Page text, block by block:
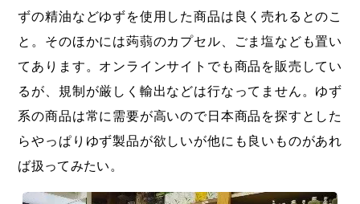
ずの精油などゆずを使用した商品は良く売れるとのこ
と。そのほかには蒟蒻のカプセル、ごま塩なども置い
てあります。オンラインサイトでも商品を販売してい
るが、規制が厳しく輸出などは行なってません。ゆず
系の商品は常に需要が高いので日本商品を探すとした
らやっぱりゆず製品が欲しいが他にも良いものがあれ
ば扱ってみたい。